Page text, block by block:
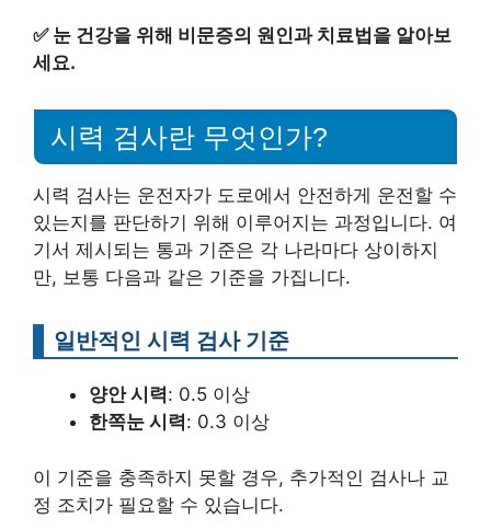
✅ 눈 건강을 위해 비문증의 원인과 치료법을 알아보
세요.
시력 검사란 무엇인가?
시력 검사는 운전자가 도로에서 안전하게 운전할 수
있는지를 판단하기 위해 이루어지는 과정입니다. 여
기서 제시되는 통과 기준은 각 나라마다 상이하지
만, 보통 다음과 같은 기준을 가집니다.
일반적인 시력 검사 기준
양안 시력: 0.5 이상
한쪽눈 시력: 0.3 이상
이 기준을 충족하지 못할 경우, 추가적인 검사나 교
정 조치가 필요할 수 있습니다.